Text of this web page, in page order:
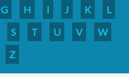
G H I J K
L
S T U V
W
Z